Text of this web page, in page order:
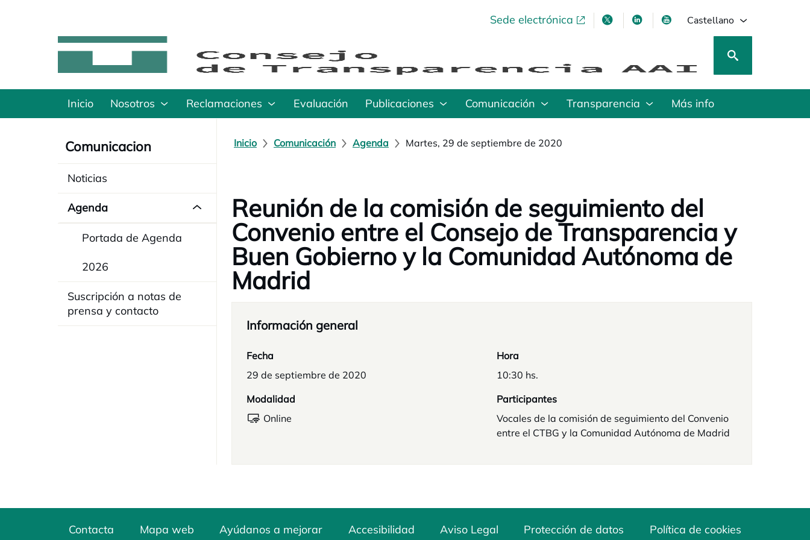
Sede electrónicase abre en una pestaña nueva
se abre en una pestaña nueva
se abre en una pestaña nueva
se abre en una pestaña
Castellano
Inicio Nosotros Reclamaciones Evaluación Publicaciones Comunicación Transparencia Más info
Comunicacion
Noticias
Agenda
Portada de Agenda
2026
Suscripción a notas de
prensa y contacto
Inicio Comunicación Agenda Martes, 29 de septiembre de 2020
Reunión de la comisión de seguimiento del
Convenio entre el Consejo de Transparencia y
Buen Gobierno y la Comunidad Autónoma de
Madrid
Información general
Fecha
29 de septiembre de 2020
Hora
10:30 hs.
Modalidad
Online
Participantes
Vocales de la comisión de seguimiento del Convenio
entre el CTBG y la Comunidad Autónoma de Madrid
Contacta Mapa web Ayúdanos a mejorar Accesibilidad Aviso Legal Protección de datos Política de cookies